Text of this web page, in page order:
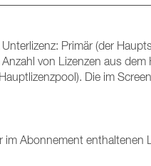
Unterlizenz: Primär (der
von Lizenzen aus
Die im
im Abonnement